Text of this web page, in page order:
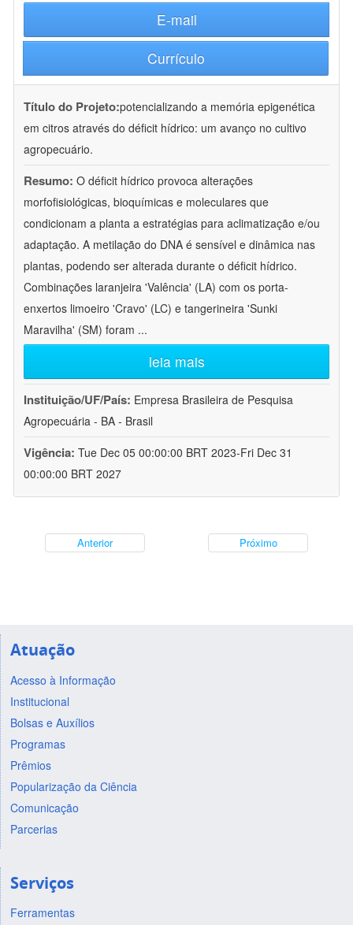
E-mail
Currículo
Título do Projeto:potencializando a memória epigenética
em citros através do déficit hídrico: um avanço no cultivo
agropecuário.
Resumo: O déficit hídrico provoca alterações
morfofisiológicas, bioquímicas e moleculares que
condicionam a planta a estratégias para aclimatização e/ou
adaptação. A metilação do DNA é sensível e dinâmica nas
plantas, podendo ser alterada durante o déficit hídrico.
Combinações laranjeira 'Valência' (LA) com os porta-
enxertos limoeiro 'Cravo' (LC) e tangerineira 'Sunki
Maravilha' (SM) foram ...
leia mais
Instituição/UF/País: Empresa Brasileira de Pesquisa
Agropecuária - BA - Brasil
Vigência: Tue Dec 05 00:00:00 BRT 2023-Fri Dec 31
00:00:00 BRT 2027
Anterior Próximo
Atuação
Acesso à Informação
Institucional
Bolsas e Auxílios
Programas
Prêmios
Popularização da Ciência
Comunicação
Parcerias
Serviços
Ferramentas